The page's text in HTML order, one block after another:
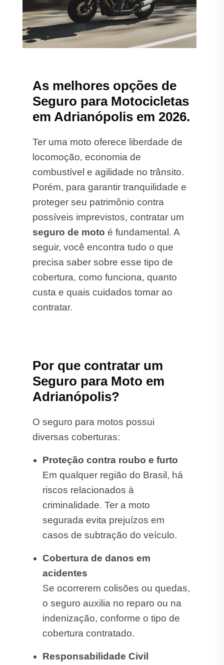
As melhores opções de
Seguro para Motocicletas
em Adrianópolis em 2026.
Ter uma moto oferece liberdade de
locomoção, economia de
combustível e agilidade no trânsito.
Porém, para garantir tranquilidade e
proteger seu patrimônio contra
possíveis imprevistos, contratar um
seguro de moto é fundamental. A
seguir, você encontra tudo o que
precisa saber sobre esse tipo de
cobertura, como funciona, quanto
custa e quais cuidados tomar ao
contratar.
Por que contratar um
Seguro para Moto em
Adrianópolis?
O seguro para motos possui
diversas coberturas:
Proteção contra roubo e furto
Em qualquer região do Brasil, há
riscos relacionados à
criminalidade. Ter a moto
segurada evita prejuízos em
casos de subtração do veículo.
Cobertura de danos em
acidentes
Se ocorrerem colisões ou quedas,
o seguro auxilia no reparo ou na
indenização, conforme o tipo de
cobertura contratado.
Responsabilidade Civil